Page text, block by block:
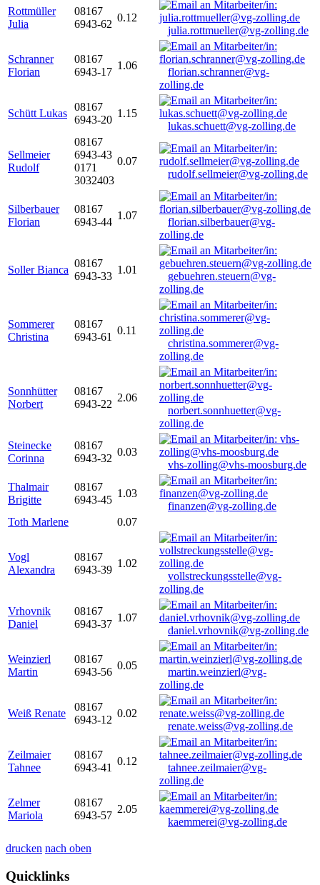
Rottmüller
Julia
08167
6943-62
0.12
julia.rottmueller@vg-zolling.de
Schranner
Florian
08167
6943-17
1.06
florian.schranner@vg-
zolling.de
Schütt Lukas
08167
6943-20
1.15
lukas.schuett@vg-zolling.de
Sellmeier
Rudolf
08167
6943-43
0171
3032403
0.07
rudolf.sellmeier@vg-zolling.de
Silberbauer
Florian
08167
6943-44
1.07
florian.silberbauer@vg-
zolling.de
Soller Bianca
08167
6943-33
1.01
gebuehren.steuern@vg-
zolling.de
Sommerer
Christina
08167
6943-61
0.11
christina.sommerer@vg-
zolling.de
Sonnhütter
Norbert
08167
6943-22
2.06
norbert.sonnhuetter@vg-
zolling.de
Steinecke
Corinna
08167
6943-32
0.03
vhs-zolling@vhs-moosburg.de
Thalmair
Brigitte
08167
6943-45
1.03
finanzen@vg-zolling.de
Toth Marlene
0.07
Vogl
Alexandra
08167
6943-39
1.02
vollstreckungsstelle@vg-
zolling.de
Vrhovnik
Daniel
08167
6943-37
1.07
daniel.vrhovnik@vg-zolling.de
Weinzierl
Martin
08167
6943-56
0.05
martin.weinzierl@vg-
zolling.de
Weiß Renate
08167
6943-12
0.02
renate.weiss@vg-zolling.de
Zeilmaier
Tahnee
08167
6943-41
0.12
tahnee.zeilmaier@vg-
zolling.de
Zelmer
Mariola
08167
6943-57
2.05
kaemmerei@vg-zolling.de
drucken nach oben
Quicklinks